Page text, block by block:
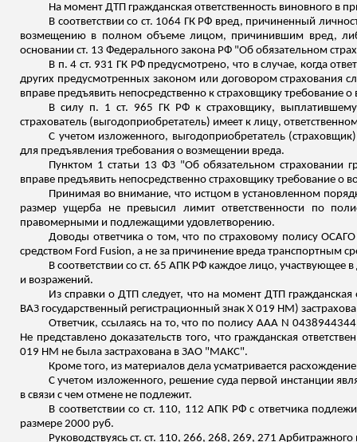
На момент ДТП гражданская ответственность виновного в
В соответствии со ст. 1064 ГК РФ вред, причиненный
возмещению в полном объеме лицом, причинившим вред, либо
основании ст. 13 Федерального закона РФ "Об обязательном
В п. 4 ст. 931 ГК РФ предусмотрено, что в случае, когда
других предусмотренных законом или договором страхования
вправе предъявить непосредственно к страховщику требование
В силу п. 1 ст. 965 ГК РФ к страховщику,
страхователь (выгодоприобретатель) имеет к лицу,
С учетом изложенного, выгодоприобретатель
для предъявления требования о возмещении вреда.
Пунктом 1 статьи 13 ФЗ "Об обязательном страховании
вправе предъявить непосредственно страховщику требование
Принимая во внимание, что истцом в установленном
размер ущерба не превысил лимит ответственности по
правомерными и подлежащими удовлетворению.
Доводы ответчика о том, что по страховому полису
средством Ford Fusion, а не за причинение вреда транспортным
В соответствии со ст. 65 АПК РФ каждое лицо, участвующее
и возражений.
Из справки о ДТП следует, что на момент ДТП
ВАЗ государственный регистрационный знак Х 019 НМ)
Ответчик, ссылаясь на то, что по полису ААА N 0438944344
Не представлено доказательств того, что гражданская
019 НМ не была застрахована в ЗАО "МАКС".
Кроме того, из материалов дела усматривается
С учетом изложенного, решение суда первой инстанции
в связи с чем отмене не подлежит.
В соответствии со ст. 110, 112 АПК РФ с ответчика
размере 2000 руб.
Руководствуясь ст. ст. 110, 266, 268, 269, 271